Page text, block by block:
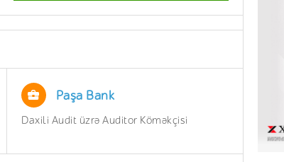
Paşa Bank
Daxili Audit üzrə Auditor Köməkçisi